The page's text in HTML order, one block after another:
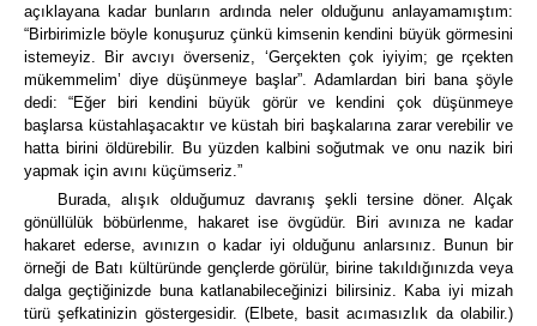
açıklayana kadar bunların ardında neler olduğunu anlayamamıştım:
“Birbirimizle böyle konuşuruz çünkü kimsenin kendini büyük görmesini
istemeyiz.
Bir avcıyı överseniz, ‘Gerçekten çok iyiyim; ge rçekten
mükemmelim’ diye düşünmeye başlar”. Adamlardan biri bana şöyle
dedi: “Eğer biri kendini büyük görür ve kendini çok düşünmeye
başlarsa küstahlaşacaktır ve küstah biri başkalarına zarar verebilir ve
hatta birini öldürebilir. Bu yüzden kalbini soğutmak ve onu nazik biri
yapmak için avını küçümseriz.”
Burada, alışık olduğumuz davranış şekli tersine döner. Alçak
gönüllülük böbürlenme, hakaret ise övgüdür.
Biri avınıza ne kadar
hakaret ederse, avınızın o kadar iyi olduğunu anlarsınız. Bunun bir
örneği de Batı kültüründe gençlerde görülür, birine takıldığınızda veya
dalga geçtiğinizde buna katlanabileceğinizi bilirsiniz. Kaba iyi mizah
türü şefkatinizin göstergesidir. (Elbete, basit acımasızlık da olabilir.)